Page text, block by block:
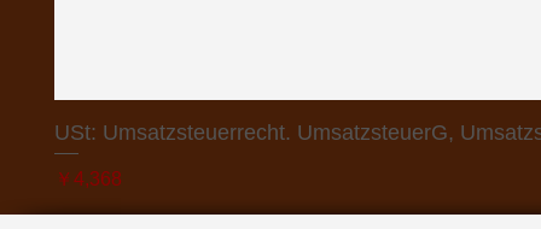
USt: Umsatzsteuerrecht. UmsatzsteuerG,
価格
￥4,368